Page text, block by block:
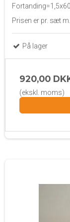
Prisen er pr. sæt
På lager
920,00
(ekskl. moms)